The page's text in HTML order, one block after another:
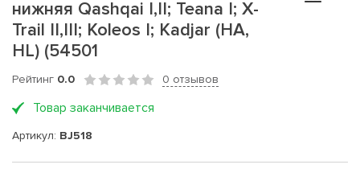
нижняя Qashqai I,II; Teana I; X-
Trail II,III; Koleos I; Kadjar (HA,
HL) (54501
Рейтинг 0.0 0 отзывов
Товар заканчивается
Артикул: BJ518